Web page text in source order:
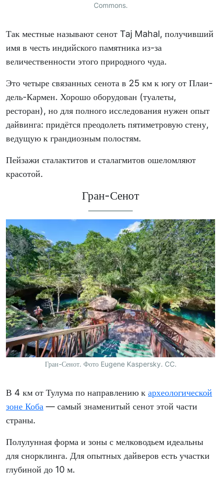
Commons.
Так местные называют сенот Taj Mahal, получивший
имя в честь индийского памятника из-за
величественности этого природного чуда.
Это четыре связанных сенота в 25 км к югу от Плаи-
дель-Кармен. Хорошо оборудован (туалеты,
ресторан), но для полного исследования нужен опыт
дайвинга: придётся преодолеть пятиметровую стену,
ведущую к грандиозным полостям.
Пейзажи сталактитов и сталагмитов ошеломляют
красотой.
Гран-Сенот
Гран-Сенот. Фото Eugene Kaspersky. CC.
В 4 км от Тулума по направлению к археологической
зоне Коба — самый знаменитый сенот этой части
страны.
Полулунная форма и зоны с мелководьем идеальны
для снорклинга. Для опытных дайверов есть участки
глубиной до 10 м.